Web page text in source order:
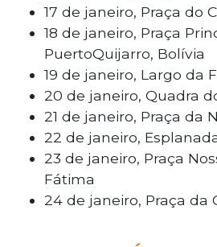
17 de janeiro, Praça do
18 de janeiro, Praça
PuertoQuijarro, Bolívia
19 de janeiro, Largo da
20 de janeiro, Quadra
21 de janeiro, Praça da
22 de janeiro,
23 de janeiro, Praça
Fátima
24 de janeiro, Praça da